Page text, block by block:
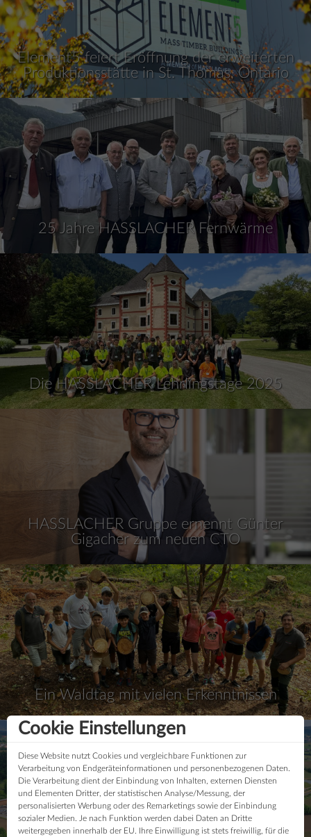
Element5 feiert Eröffnung der erweiterten
Produktionsstätte in St. Thomas, Ontario
25 Jahre HASSLACHER Fernwärme
Die HASSLACHER Lehrlingstage 2025
HASSLACHER Gruppe ernennt Günter
Gigacher zum neuen CTO
Ein Waldtag mit vielen Erkenntnissen
Cookie Einstellungen
Diese Website nutzt Cookies und vergleichbare Funktionen zur
Verarbeitung von Endgeräteinformationen und personenbezogenen Daten.
Die Verarbeitung dient der Einbindung von Inhalten, externen Diensten
und Elementen Dritter, der statistischen Analyse/Messung, der
personalisierten Werbung oder des Remarketings sowie der Einbindung
sozialer Medien. Je nach Funktion werden dabei Daten an Dritte
weitergegeben innerhalb der EU. Ihre Einwilligung ist stets freiwillig, für die